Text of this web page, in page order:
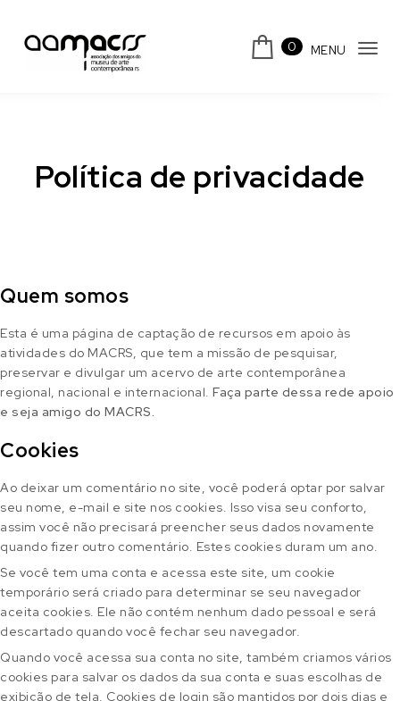
0 MENU
Política de privacidade
Quem somos
Esta é uma página de captação de recursos em apoio às
atividades do MACRS, que tem a missão de pesquisar,
preservar e divulgar um acervo de arte contemporânea
regional, nacional e internacional. Faça parte dessa rede apoio
e seja amigo do MACRS.
Cookies
Ao deixar um comentário no site, você poderá optar por salvar
seu nome, e-mail e site nos cookies. Isso visa seu conforto,
assim você não precisará preencher seus dados novamente
quando fizer outro comentário. Estes cookies duram um ano.
Se você tem uma conta e acessa este site, um cookie
temporário será criado para determinar se seu navegador
aceita cookies. Ele não contém nenhum dado pessoal e será
descartado quando você fechar seu navegador.
Quando você acessa sua conta no site, também criamos vários
cookies para salvar os dados da sua conta e suas escolhas de
exibição de tela. Cookies de login são mantidos por dois dias e